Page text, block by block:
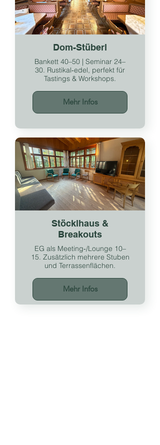
Dom-Stüberl
Bankett 40–50 | Seminar 24–
30. Rustikal‑edel, perfekt für
Tastings & Workshops.
Mehr Infos
Stöcklhaus &
Breakouts
EG als Meeting‑/Lounge 10–
15. Zusätzlich mehrere Stuben
und Terrassenflächen.
Mehr Infos